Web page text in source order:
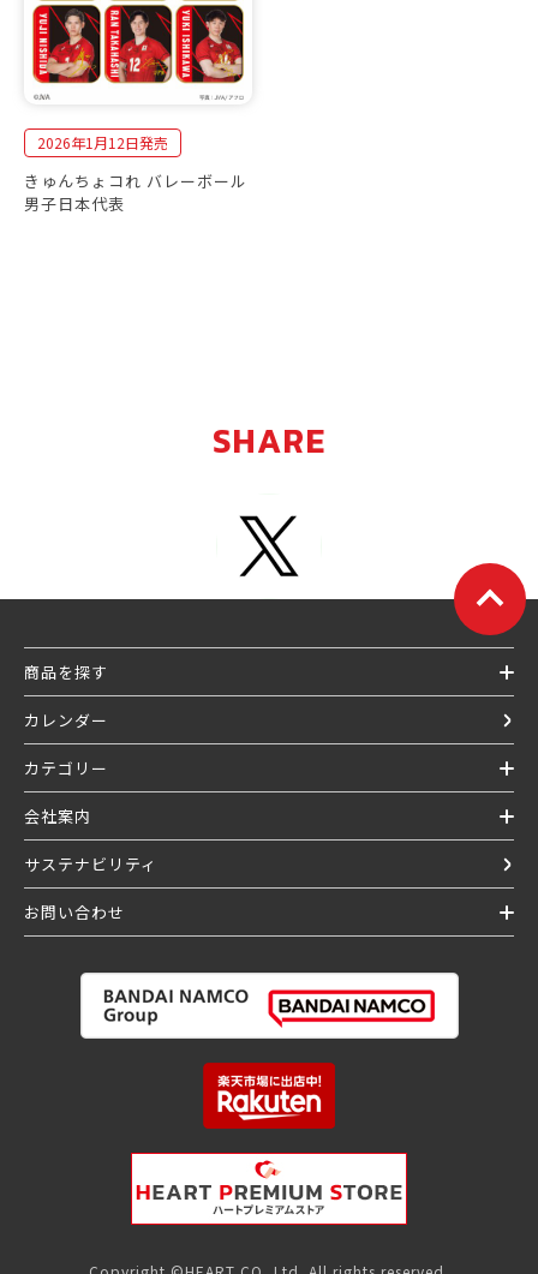
2026年1月12日発売
きゅんちょコれ バレーボール
男子日本代表
SHARE
商品を探す
カレンダー
カテゴリー
会社案内
サステナビリティ
お問い合わせ